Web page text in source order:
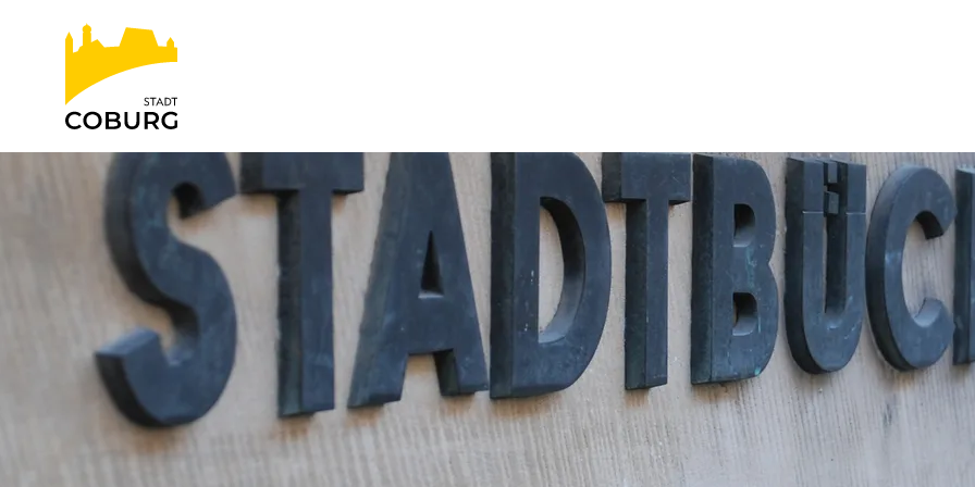
INHALT ANSPRINGEN
Stadt
Coburg